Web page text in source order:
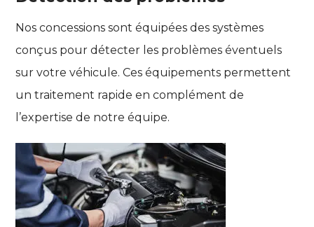
Nos concessions sont équipées des systèmes
conçus pour détecter les problèmes éventuels
sur votre véhicule. Ces équipements permettent
un traitement rapide en complément de
l’expertise de notre équipe.